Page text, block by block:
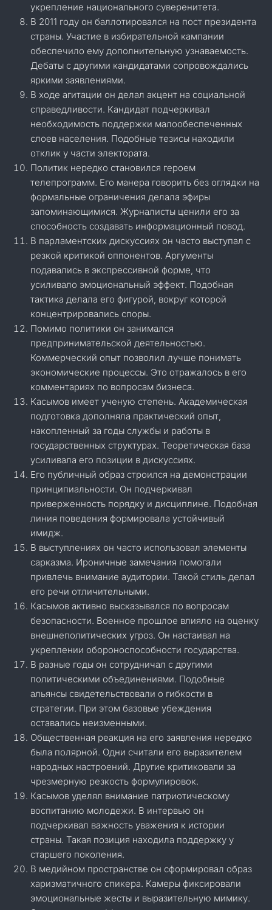
укрепление национального суверенитета.
В 2011 году он баллотировался на пост президента
страны. Участие в избирательной кампании
обеспечило ему дополнительную узнаваемость.
Дебаты с другими кандидатами сопровождались
яркими заявлениями.
В ходе агитации он делал акцент на социальной
справедливости. Кандидат подчеркивал
необходимость поддержки малообеспеченных
слоев населения. Подобные тезисы находили
отклик у части электората.
Политик нередко становился героем
телепрограмм. Его манера говорить без оглядки на
формальные ограничения делала эфиры
запоминающимися. Журналисты ценили его за
способность создавать информационный повод.
В парламентских дискуссиях он часто выступал с
резкой критикой оппонентов. Аргументы
подавались в экспрессивной форме, что
усиливало эмоциональный эффект. Подобная
тактика делала его фигурой, вокруг которой
концентрировались споры.
Помимо политики он занимался
предпринимательской деятельностью.
Коммерческий опыт позволил лучше понимать
экономические процессы. Это отражалось в его
комментариях по вопросам бизнеса.
Касымов имеет ученую степень. Академическая
подготовка дополняла практический опыт,
накопленный за годы службы и работы в
государственных структурах. Теоретическая база
усиливала его позиции в дискуссиях.
Его публичный образ строился на демонстрации
принципиальности. Он подчеркивал
приверженность порядку и дисциплине. Подобная
линия поведения формировала устойчивый
имидж.
В выступлениях он часто использовал элементы
сарказма. Ироничные замечания помогали
привлечь внимание аудитории. Такой стиль делал
его речи отличительными.
Касымов активно высказывался по вопросам
безопасности. Военное прошлое влияло на оценку
внешнеполитических угроз. Он настаивал на
укреплении обороноспособности государства.
В разные годы он сотрудничал с другими
политическими объединениями. Подобные
альянсы свидетельствовали о гибкости в
стратегии. При этом базовые убеждения
оставались неизменными.
Общественная реакция на его заявления нередко
была полярной. Одни считали его выразителем
народных настроений. Другие критиковали за
чрезмерную резкость формулировок.
Касымов уделял внимание патриотическому
воспитанию молодежи. В интервью он
подчеркивал важность уважения к истории
страны. Такая позиция находила поддержку у
старшего поколения.
В медийном пространстве он сформировал образ
харизматичного спикера. Камеры фиксировали
эмоциональные жесты и выразительную мимику.